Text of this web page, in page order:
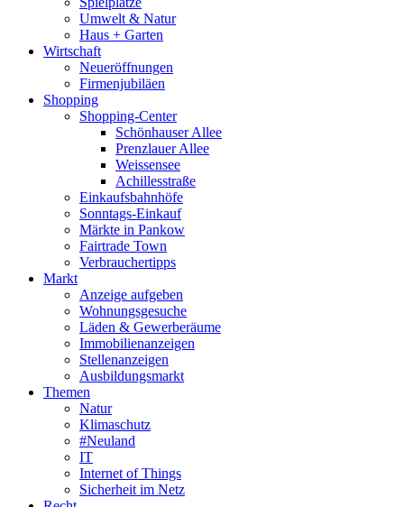
Umwelt & Natur
Haus + Garten
Wirtschaft
Neueröffnungen
Firmenjubiläen
Shopping
Shopping-Center
Schönhauser Allee
Prenzlauer Allee
Weissensee
Achillesstraße
Einkaufsbahnhöfe
Sonntags-Einkauf
Märkte in Pankow
Fairtrade Town
Verbrauchertipps
Markt
Anzeige aufgeben
Wohnungsgesuche
Läden & Gewerberäume
Immobilienanzeigen
Stellenanzeigen
Ausbildungsmarkt
Themen
Natur
Klimaschutz
#Neuland
IT
Internet of Things
Sicherheit im Netz